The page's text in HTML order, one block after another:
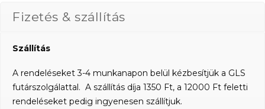
Fizetés & szállítás
Szállítás
A rendeléseket 3-4 munkanapon belül kézbesítjük a GLS
futárszolgálattal. A szállítás díja 1350 Ft, a 12000 Ft feletti
rendeléseket pedig ingyenesen szállítjuk.